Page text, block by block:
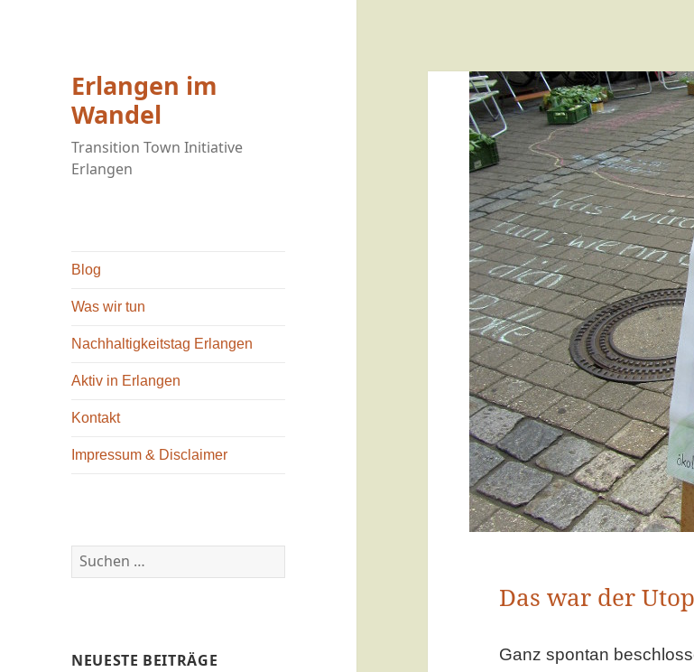
Erlangen im
Wandel
Transition Town Initiative
Erlangen
Blog
Was wir tun
Nachhaltigkeitstag Erlangen
Aktiv in Erlangen
Kontakt
Impressum & Disclaimer
Suchen
nach:
NEUESTE BEITRÄGE
Das war der
Ganz spontan